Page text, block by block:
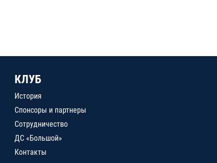
КЛУБ
История
Спонсоры и партнеры
Сотрудничество
ДС «Большой»
Контакты